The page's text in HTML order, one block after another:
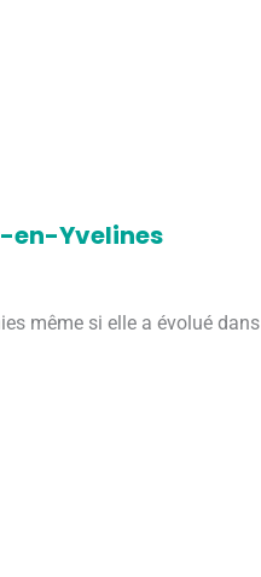
en-Yvelines
même si elle a évolué dans